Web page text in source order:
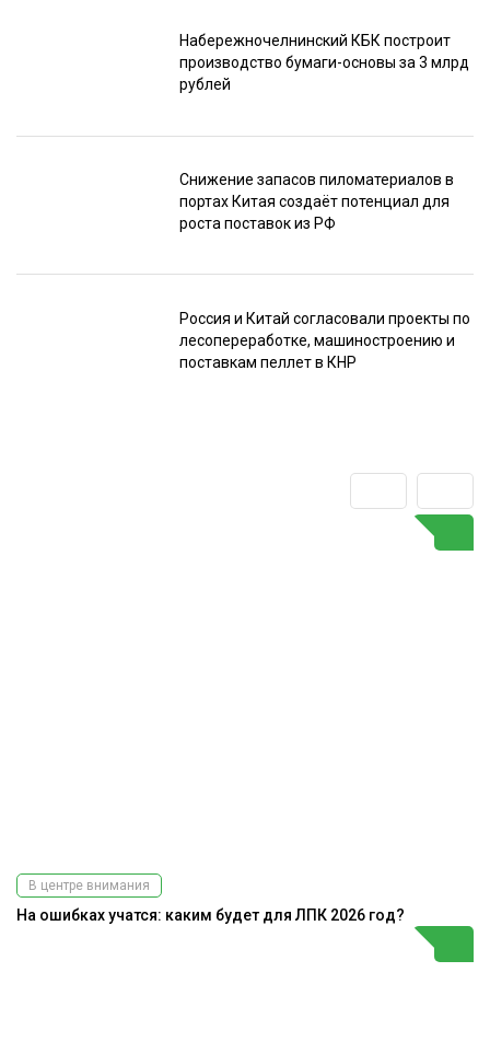
Набережночелнинский КБК построит
производство бумаги-основы за 3 млрд
рублей
Снижение запасов пиломатериалов в
портах Китая создаёт потенциал для
роста поставок из РФ
Россия и Китай согласовали проекты по
лесопереработке, машиностроению и
поставкам пеллет в КНР
В центре внимания
На ошибках учатся: каким будет для ЛПК 2026 год?